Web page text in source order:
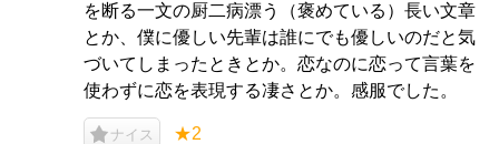
を断る一文の厨二病漂う（褒めている）長い文章
とか、僕に優しい先輩は誰にでも優しいのだと気
づいてしまったときとか。恋なのに恋って言葉を
使わずに恋を表現する凄さとか。感服でした。
ナイス ★2